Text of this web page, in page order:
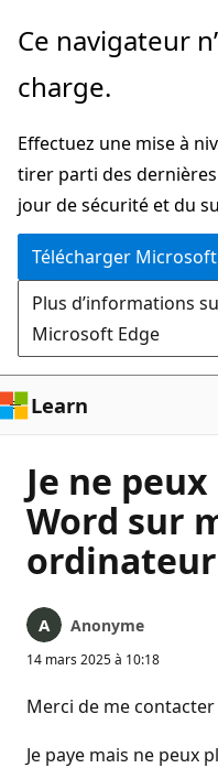
Passer
directement
au
principal
Ce navigateur
charge.
Effectuez une mise à
tirer parti des
jour de sécurité et du
Télécharger
Plus d’informations
Microsoft Edge
Learn
Je ne
Word sur
ordinateur
Anonyme
14 mars 2025 à 10:18
Merci de me contacter
Je paye mais ne peux